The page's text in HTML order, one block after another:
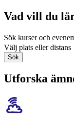
Vad vill du
Sök kurser och
Välj plats eller distans
Sök
Utforska